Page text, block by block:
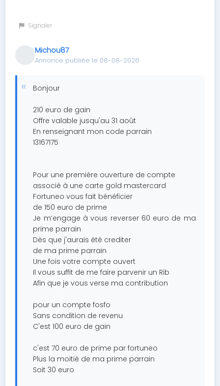
Signaler
Michou87
Annonce publiée le 08-08-2026
Bonjour
210 euro de gain
Offre valable jusqu'au 31 août
En renseignant mon code parrain
13167175
Pour une première ouverture de compte
associé à une carte gold mastercard
Fortuneo vous fait bénéficier
de 150 euro de prime
Je m’engage à vous reverser 60 euro de ma
prime parrain
Dès que j'aurais été crediter
de ma prime parrain
Une fois votre compte ouvert
Il vous suffit de me faire parvenir un Rib
Afin que je vous verse ma contribution
pour un compte fosfo
Sans condition de revenu
C'est 100 euro de gain
c'est 70 euro de prime par fortuneo
Plus la moitié de ma prime parrain
Soit 30 euro